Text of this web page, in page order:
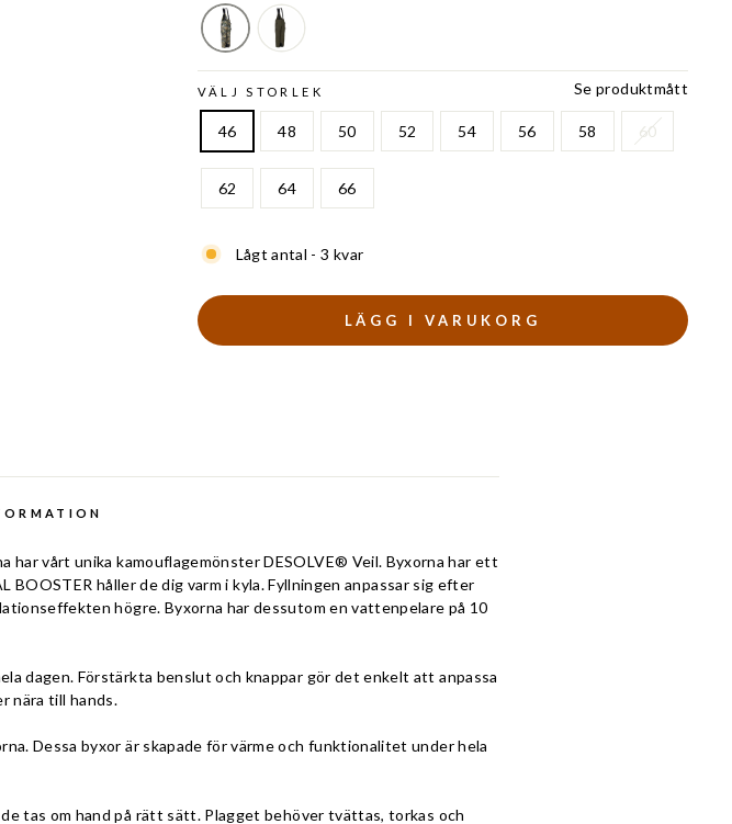
Se produktmått
VÄLJ STORLEK
46 48 50 52 54 56 58 60
62 64 66
Lågt antal - 3 kvar
LÄGG I VARUKORG
har vårt unika kamouflagemönster DESOLVE® Veil. Byxorna har ett
håller de dig varm i kyla. Fyllningen anpassar sig efter
högre. Byxorna har dessutom en vattenpelare på 10
dagen. Förstärkta benslut och knappar gör det enkelt att anpassa
nära till hands.
Dessa byxor är skapade för värme och funktionalitet under hela
tas om hand på rätt sätt. Plagget behöver tvättas, torkas och